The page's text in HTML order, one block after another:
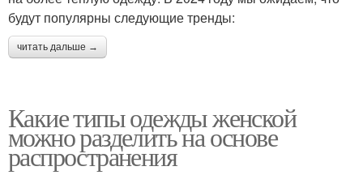
будут популярны следующие тренды:
читать дальше →
Какие типы одежды женской
можно разделить на основе
распространения